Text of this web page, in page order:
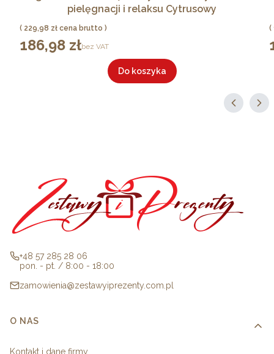
pielęgnacji i relaksu Cytrusowy
Cena
229,98 zł
Cena
186,98 złbez VAT
Do koszyka
+48 57 285 28 06
pon. - pt. / 8:00 - 18:00
zamowienia@zestawyiprezenty.com.pl
Linki w stopce
O NAS
Kontakt i dane firmy